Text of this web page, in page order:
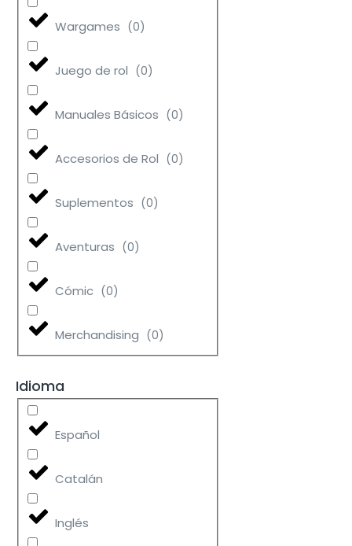
Wargames (0)
Juego de rol (0)
Manuales Básicos (0)
Accesorios de Rol (0)
Suplementos (0)
Aventuras (0)
Cómic (0)
Merchandising (0)
Idioma
Español
Catalán
Inglés